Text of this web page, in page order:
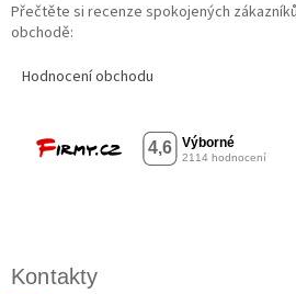
Přečtěte si recenze spokojených
obchodě:
Hodnocení obchodu
Kontakty